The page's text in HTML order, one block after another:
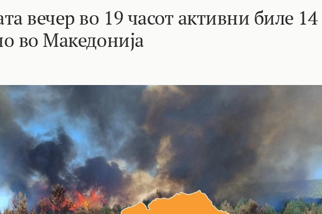
вечер во 19 часот активни биле 14
во Македонија